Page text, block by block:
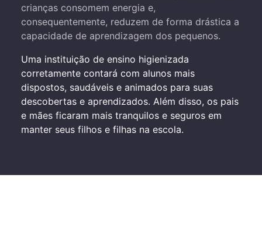
crianças consomem energia e,
consequentemente, reduzem de forma drástica a
capacidade de aprendizagem dos pequenos.
Uma instituição de ensino higienizada
corretamente contará com alunos mais
dispostos, saudáveis e animados para suas
descobertas e aprendizados. Além disso, os pais
e mães ficaram mais tranquilos e seguros em
manter seus filhos e filhas na escola.